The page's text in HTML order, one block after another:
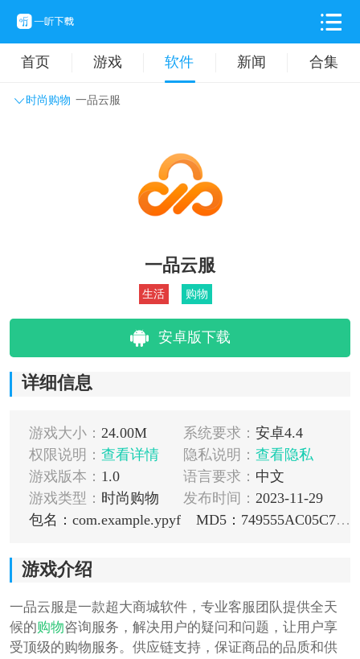
首页 游戏 软件 新闻 合集
时尚购物 一品云服
拍摄美化 时尚购物
一品云服
生活 购物
安卓版下载
详细信息
游戏大小： 24.00M 系统要求： 安卓4.4
权限说明： 查看详情 隐私说明： 查看隐私
游戏版本： 1.0 语言要求： 中文
游戏类型： 时尚购物 发布时间： 2023-11-29
包名：com.example.ypyf
MD5：749555AC05C7681622E995538BA6DE07
游戏介绍
一品云服是一款超大商城软件，专业客服团队提供全天
候的购物咨询服务，解决用户的疑问和问题，让用户享
受顶级的购物服务。供应链支持，保证商品的品质和供